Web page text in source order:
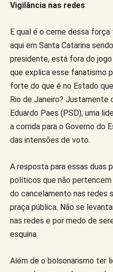
Vigilância nas redes
E qual é o cerne dessa força
aqui em Santa Catarina
presidente, está fora do
que explica esse fanatismo
forte do que é no Estado
Rio de Janeiro? Justamente
Eduardo Paes (PSD), uma
a corrida para o Governo do
das intensões de voto.
A resposta para essas duas
políticos que não
do cancelamento nas redes
praça pública. Não se
nas redes e por medo de
esquina.
Além de o bolsonarismo ter